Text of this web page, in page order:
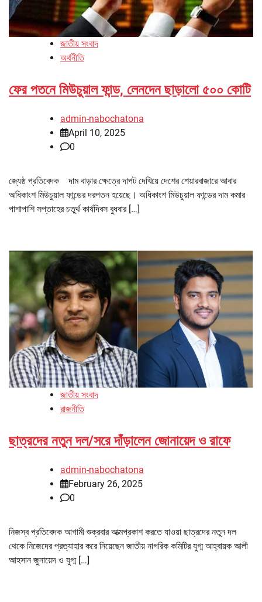
জাতীয় সংবাদ
অর্থনীতি
ফের পতনে মিউচুয়াল ফান্ড, লেনদেন ছাড়ালো ৫০০ কোটি
admin-nabochatona
April 10, 2025
0
জ্যেষ্ঠ প্রতিবেদক দাম বাড়ার ক্ষেত্রে দাপট দেখিয়ে দেশের শেয়ারবাজারে আবার
অধিকাংশ মিউচুয়াল ফান্ডের দরপতন হয়েছে। অধিকাংশ মিউচুয়াল ফান্ডের দাম কমার
পাশাপাশি সপ্তাহের চতুর্থ কার্যদিবস বুধবার […]
জাতীয় সংবাদ
রাজনীতি
ছাত্রদের নতুন দল/সরে দাঁড়ালেন জোনায়েদ ও রাফে
admin-nabochatona
February 26, 2025
0
নিজস্ব প্রতিবেদক আগামী শুক্রবার আত্মপ্রকাশ করতে যাওয়া ছাত্রদের নতুন দল
থেকে নিজেদের প্রত্যাহার করে নিয়েছেন জাতীয় নাগরিক কমিটির যুগ্ম আহ্বায়ক আলী
আহসান জুনায়েদ ও যুগ্ম […]